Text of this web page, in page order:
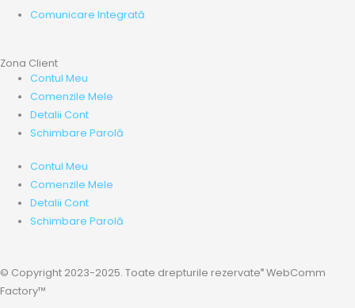
Comunicare Integrată
Zona Client
Contul Meu
Comenzile Mele
Detalii Cont
Schimbare Parolă
Contul Meu
Comenzile Mele
Detalii Cont
Schimbare Parolă
© Copyright 2023-2025. Toate drepturile rezervate® WebComm
Factory™